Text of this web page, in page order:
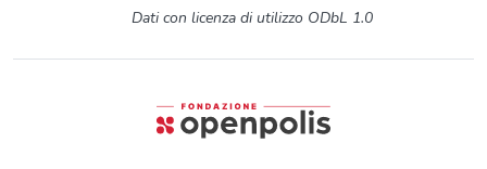
Dati con licenza di utilizzo ODbL 1.0